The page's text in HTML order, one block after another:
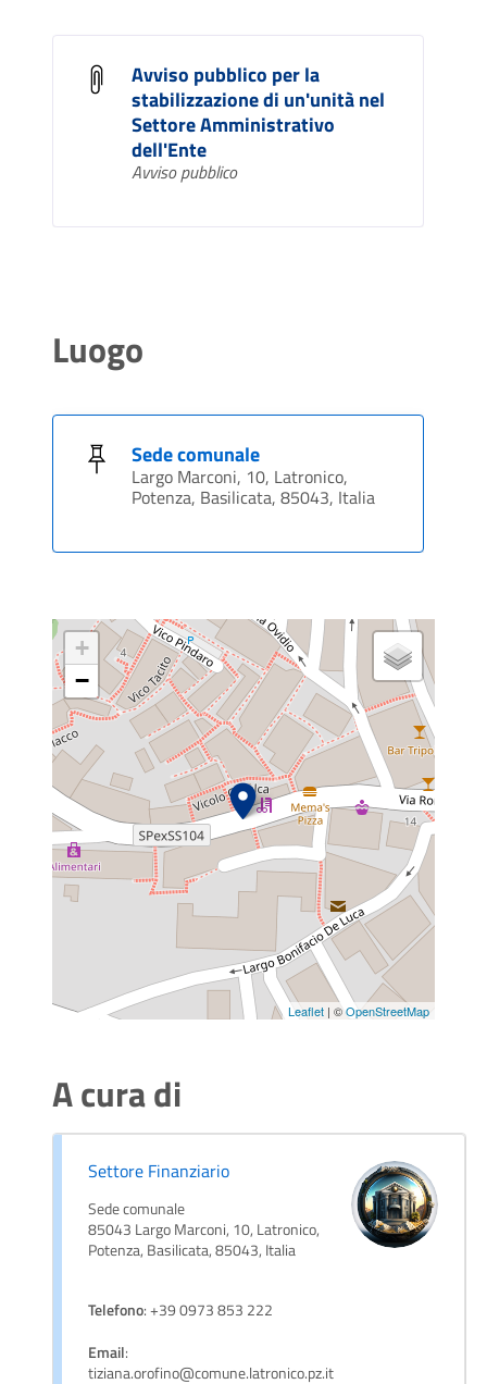
Avviso pubblico per la
stabilizzazione di un'unità nel
Settore Amministrativo
dell'Ente
Avviso pubblico
Luogo
Sede comunale
Largo Marconi, 10, Latronico,
Potenza, Basilicata, 85043, Italia
+
−
Leaflet | ©OpenStreetMap
A cura di
Settore Finanziario
Sede comunale
85043 Largo Marconi, 10, Latronico,
Potenza, Basilicata, 85043, Italia
Telefono: +39 0973 853 222
Email:
tiziana.orofino@comune.latronico.pz.it